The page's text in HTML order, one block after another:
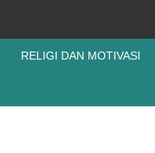
RELIGI DAN MOTIVASI